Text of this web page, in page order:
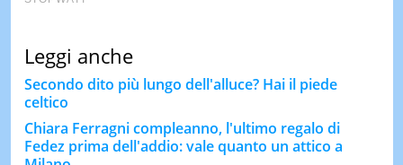
Leggi anche
Secondo dito più lungo dell'alluce? Hai il piede
celtico
Chiara Ferragni compleanno, l'ultimo regalo di
Fedez prima dell'addio: vale quanto un attico a